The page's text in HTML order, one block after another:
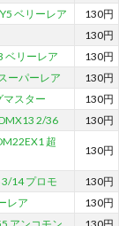
ベリーレア
130円
130円
ベリーレア
130円
ーパーレア
130円
マスター
130円
2/36 130円
超
130円
3/14 プロモ
130円
レア
130円